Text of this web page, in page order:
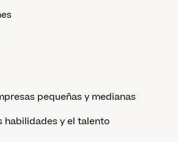
pequeñas y medianas
habilidades y el talento